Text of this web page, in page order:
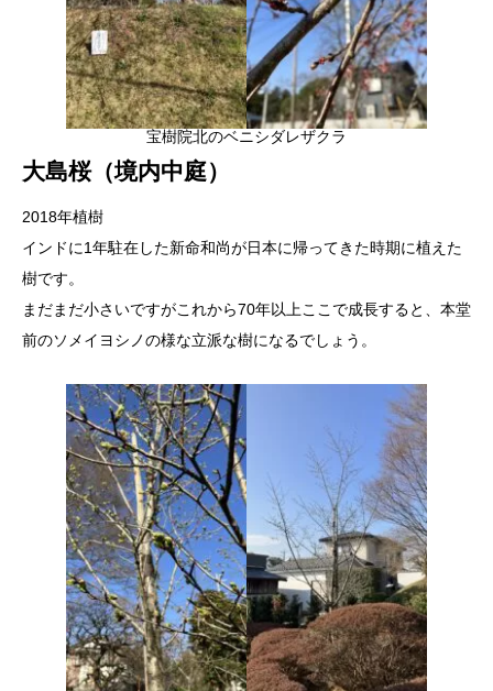
宝樹院北のベニシダレザクラ
大島桜（境内中庭）
2018年植樹
インドに1年駐在した新命和尚が日本に帰ってきた時期に植えた
樹です。
まだまだ小さいですがこれから70年以上ここで成長すると、本堂
前のソメイヨシノの様な立派な樹になるでしょう。
ベニシダレ（道路向かい側、第二駐車場）
大島桜（境内中庭）